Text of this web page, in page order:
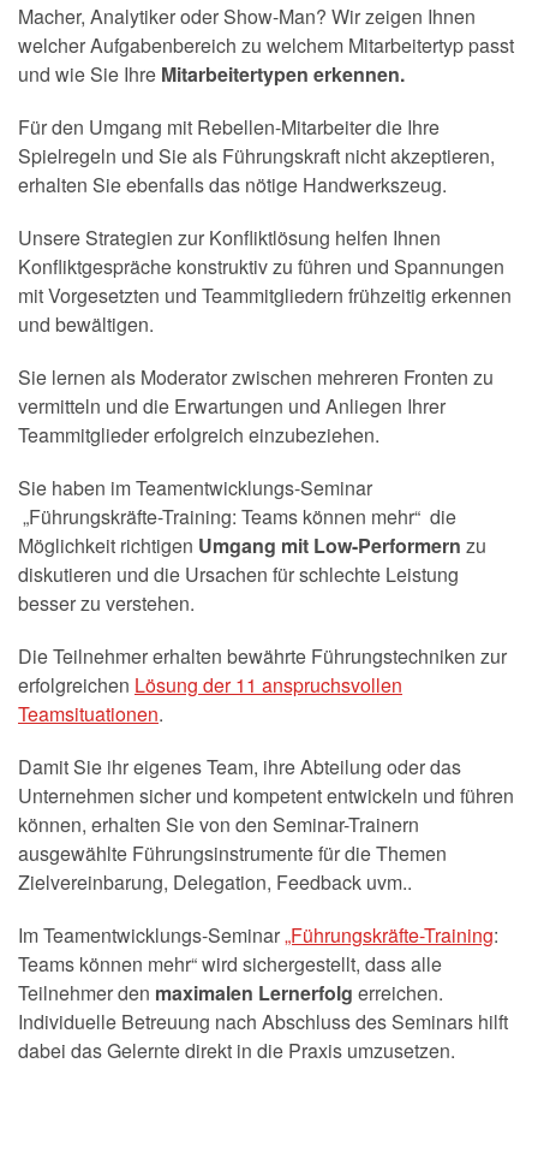
Macher, Analytiker oder Show-Man? Wir zeigen Ihnen
welcher Aufgabenbereich zu welchem Mitarbeitertyp passt
und wie Sie Ihre Mitarbeitertypen erkennen.
Für den Umgang mit Rebellen-Mitarbeiter die Ihre
Spielregeln und Sie als Führungskraft nicht akzeptieren,
erhalten Sie ebenfalls das nötige Handwerkszeug.
Unsere Strategien zur Konfliktlösung helfen Ihnen
Konfliktgespräche konstruktiv zu führen und Spannungen
mit Vorgesetzten und Teammitgliedern frühzeitig erkennen
und bewältigen.
Sie lernen als Moderator zwischen mehreren Fronten zu
vermitteln und die Erwartungen und Anliegen Ihrer
Teammitglieder erfolgreich einzubeziehen.
Sie haben im Teamentwicklungs-Seminar
„Führungskräfte-Training: Teams können mehr“ die
Möglichkeit richtigen Umgang mit Low-Performern zu
diskutieren und die Ursachen für schlechte Leistung
besser zu verstehen.
Die Teilnehmer erhalten bewährte Führungstechniken zur
erfolgreichen Lösung der 11 anspruchsvollen
Teamsituationen.
Damit Sie ihr eigenes Team, ihre Abteilung oder das
Unternehmen sicher und kompetent entwickeln und führen
können, erhalten Sie von den Seminar-Trainern
ausgewählte Führungsinstrumente für die Themen
Zielvereinbarung, Delegation, Feedback uvm..
Im Teamentwicklungs-Seminar„Führungskräfte-Training:
Teams können mehr“ wird sichergestellt, dass alle
Teilnehmer den maximalen Lernerfolg erreichen.
Individuelle Betreuung nach Abschluss des Seminars hilft
dabei das Gelernte direkt in die Praxis umzusetzen.